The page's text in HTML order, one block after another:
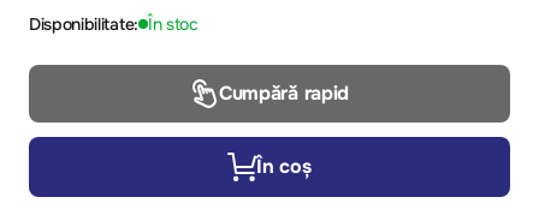
Disponibilitate: În stoc
Cumpără rapid
În coș